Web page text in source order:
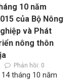
10 năm
của Bộ Nông
và Phát
nông thôn
Phản hồi: 0
tháng 10 năm